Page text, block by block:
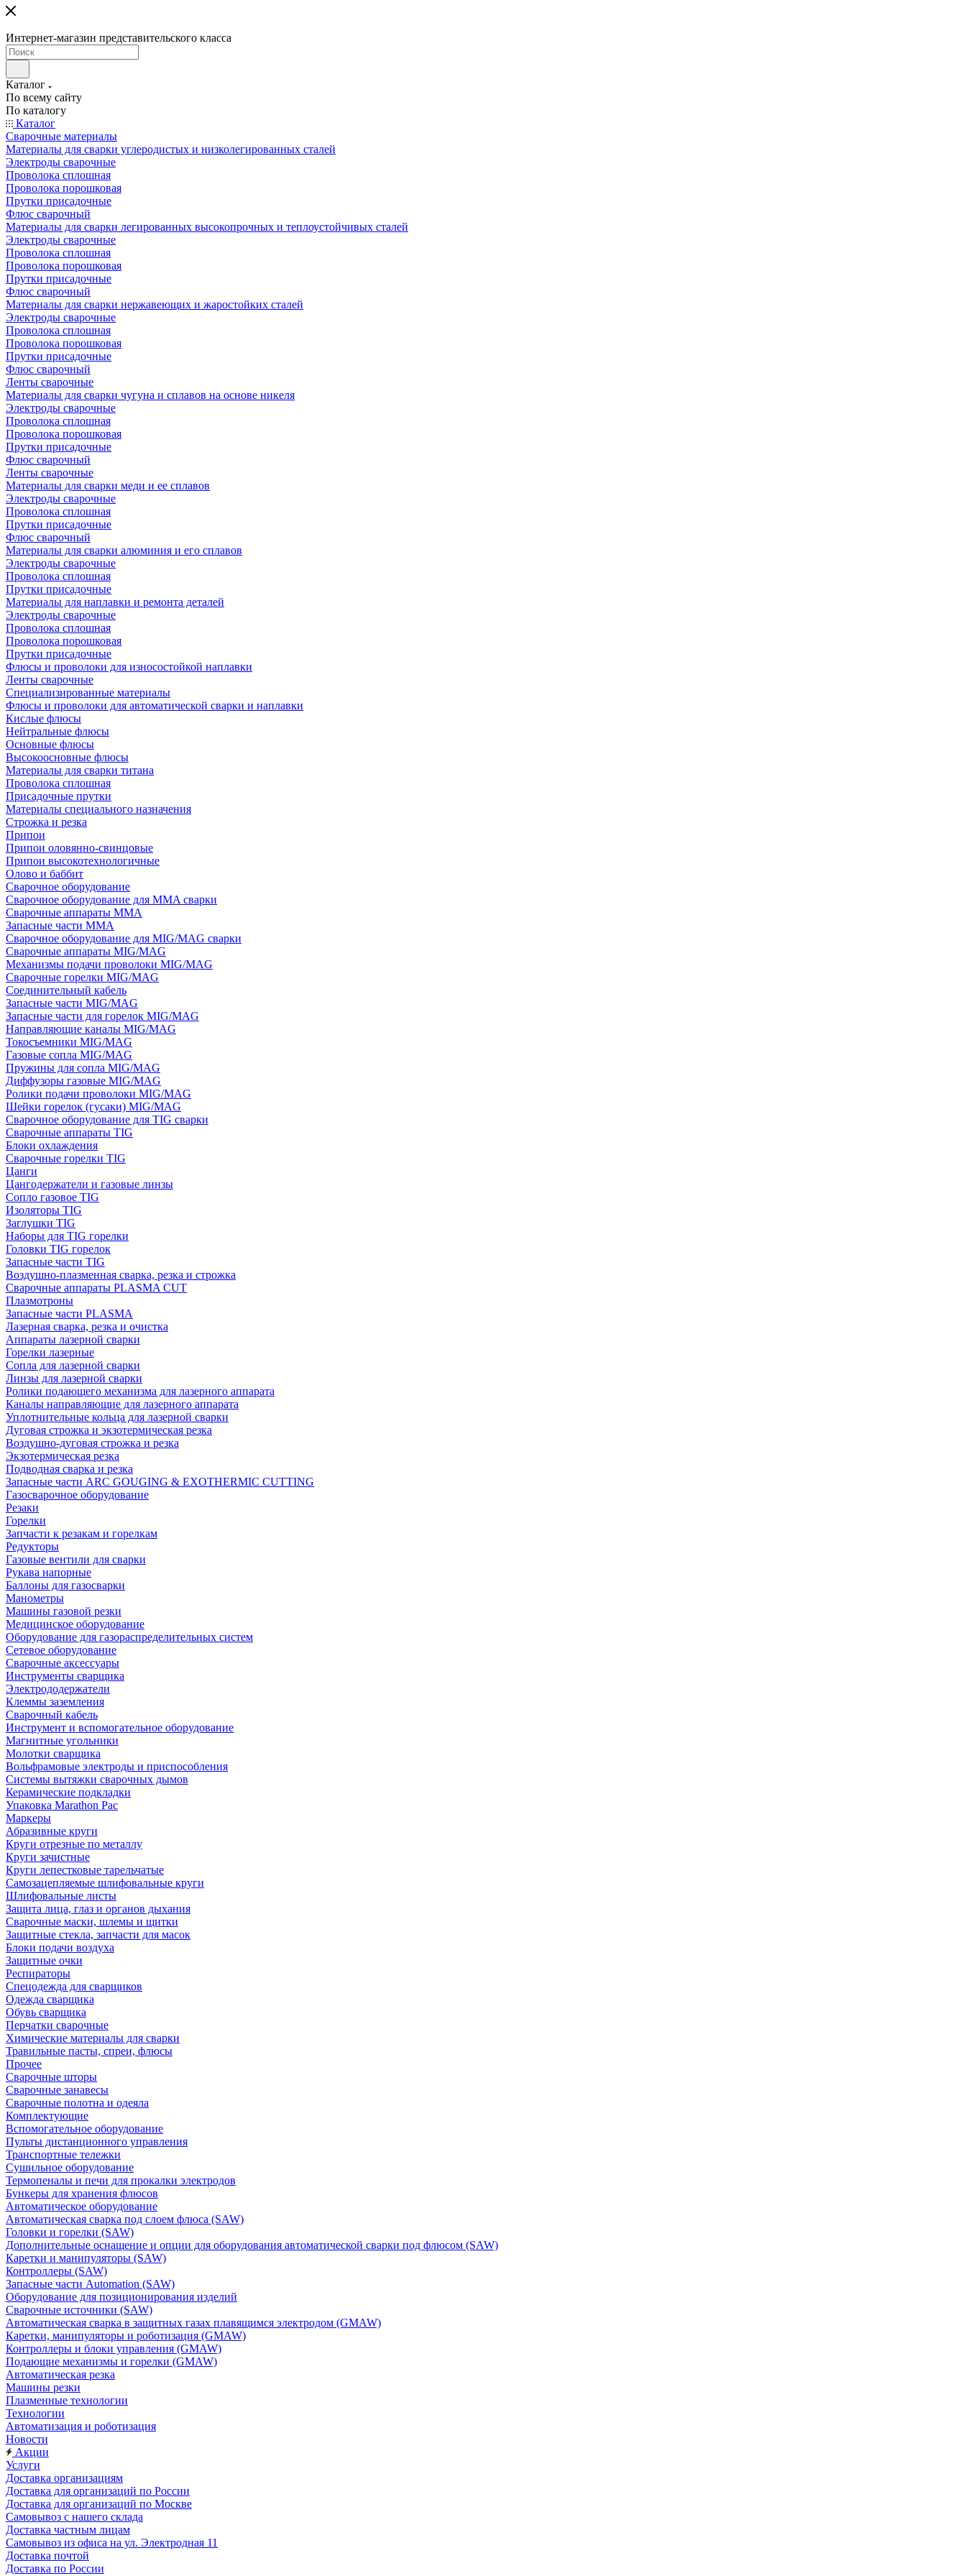
Интернет-магазин представительского класса
Каталог
По всему сайту
По каталогу
Каталог
Сварочные материалы
Материалы для сварки углеродистых и низколегированных сталей
Электроды сварочные
Проволока сплошная
Проволока порошковая
Прутки присадочные
Флюс сварочный
Материалы для сварки легированных высокопрочных и теплоустойчивых сталей
Электроды сварочные
Проволока сплошная
Проволока порошковая
Прутки присадочные
Флюс сварочный
Материалы для сварки нержавеющих и жаростойких сталей
Электроды сварочные
Проволока сплошная
Проволока порошковая
Прутки присадочные
Флюс сварочный
Ленты сварочные
Материалы для сварки чугуна и сплавов на основе никеля
Электроды сварочные
Проволока сплошная
Проволока порошковая
Прутки присадочные
Флюс сварочный
Ленты сварочные
Материалы для сварки меди и ее сплавов
Электроды сварочные
Проволока сплошная
Прутки присадочные
Флюс сварочный
Материалы для сварки алюминия и его сплавов
Электроды сварочные
Проволока сплошная
Прутки присадочные
Материалы для наплавки и ремонта деталей
Электроды сварочные
Проволока сплошная
Проволока порошковая
Прутки присадочные
Флюсы и проволоки для износостойкой наплавки
Ленты сварочные
Специализированные материалы
Флюсы и проволоки для автоматической сварки и наплавки
Кислые флюсы
Нейтральные флюсы
Основные флюсы
Высокоосновные флюсы
Материалы для сварки титана
Проволока сплошная
Присадочные прутки
Материалы специального назначения
Строжка и резка
Припои
Припои оловянно-свинцовые
Припои высокотехнологичные
Олово и баббит
Сварочное оборудование
Сварочное оборудование для MMA сварки
Сварочные аппараты MMA
Запасные части MMA
Сварочное оборудование для MIG/MAG сварки
Сварочные аппараты MIG/MAG
Механизмы подачи проволоки MIG/MAG
Сварочные горелки MIG/MAG
Соединительный кабель
Запасные части MIG/MAG
Запасные части для горелок MIG/MAG
Направляющие каналы MIG/MAG
Токосъемники MIG/MAG
Газовые сопла MIG/MAG
Пружины для сопла MIG/MAG
Диффузоры газовые MIG/MAG
Ролики подачи проволоки MIG/MAG
Шейки горелок (гусаки) MIG/MAG
Сварочное оборудование для TIG сварки
Сварочные аппараты TIG
Блоки охлаждения
Сварочные горелки TIG
Цанги
Цангодержатели и газовые линзы
Сопло газовое TIG
Изоляторы TIG
Заглушки TIG
Наборы для TIG горелки
Головки TIG горелок
Запасные части TIG
Воздушно-плазменная сварка, резка и строжка
Сварочные аппараты PLASMA CUT
Плазмотроны
Запасные части PLASMA
Лазерная сварка, резка и очистка
Аппараты лазерной сварки
Горелки лазерные
Сопла для лазерной сварки
Линзы для лазерной сварки
Ролики подающего механизма для лазерного аппарата
Каналы направляющие для лазерного аппарата
Уплотнительные кольца для лазерной сварки
Дуговая строжка и экзотермическая резка
Воздушно-дуговая строжка и резка
Экзотермическая резка
Подводная сварка и резка
Запасные части ARC GOUGING & EXOTHERMIC CUTTING
Газосварочное оборудование
Резаки
Горелки
Запчасти к резакам и горелкам
Редукторы
Газовые вентили для сварки
Рукава напорные
Баллоны для газосварки
Манометры
Машины газовой резки
Медицинское оборудование
Оборудование для газораспределительных систем
Сетевое оборудование
Сварочные аксессуары
Инструменты сварщика
Электрододержатели
Клеммы заземления
Сварочный кабель
Инструмент и вспомогательное оборудование
Магнитные угольники
Молотки сварщика
Вольфрамовые электроды и приспособления
Системы вытяжки сварочных дымов
Керамические подкладки
Упаковка Marathon Pac
Маркеры
Абразивные круги
Круги отрезные по металлу
Круги зачистные
Круги лепестковые тарельчатые
Самозацепляемые шлифовальные круги
Шлифовальные листы
Защита лица, глаз и органов дыхания
Сварочные маски, шлемы и щитки
Защитные стекла, запчасти для масок
Блоки подачи воздуха
Защитные очки
Респираторы
Спецодежда для сварщиков
Одежда сварщика
Обувь сварщика
Перчатки сварочные
Химические материалы для сварки
Травильные пасты, спреи, флюсы
Прочее
Сварочные шторы
Сварочные занавесы
Сварочные полотна и одеяла
Комплектующие
Вспомогательное оборудование
Пульты дистанционного управления
Транспортные тележки
Сушильное оборудование
Термопеналы и печи для прокалки электродов
Бункеры для хранения флюсов
Автоматическое оборудование
Автоматическая сварка под слоем флюса (SAW)
Головки и горелки (SAW)
Дополнительные оснащение и опции для оборудования автоматической сварки под флюсом (SAW)
Каретки и манипуляторы (SAW)
Контроллеры (SAW)
Запасные части Automation (SAW)
Оборудование для позиционирования изделий
Сварочные источники (SAW)
Автоматическая сварка в защитных газах плавящимся электродом (GMAW)
Каретки, манипуляторы и роботизация (GMAW)
Контроллеры и блоки управления (GMAW)
Подающие механизмы и горелки (GMAW)
Автоматическая резка
Машины резки
Плазменные технологии
Технологии
Автоматизация и роботизация
Новости
Акции
Услуги
Доставка организациям
Доставка для организаций по России
Доставка для организаций по Москве
Самовывоз с нашего склада
Доставка частным лицам
Самовывоз из офиса на ул. Электродная 11
Доставка почтой
Доставка по России